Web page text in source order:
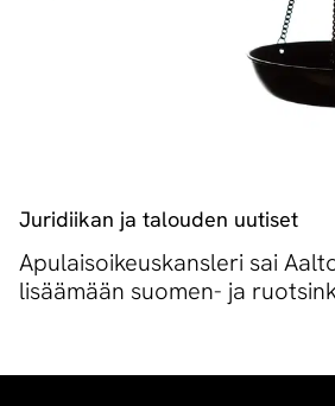
Juridiikan ja talouden uutiset
Apulaisoikeuskansleri sai
lisäämään suomen- ja